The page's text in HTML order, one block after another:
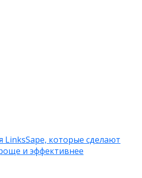
LinksSape, которые сделают
и эффективнее